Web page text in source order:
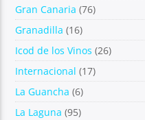
Gran Canaria (76)
Granadilla (16)
Icod de los Vinos (26)
Internacional (17)
La Guancha (6)
La Laguna (95)